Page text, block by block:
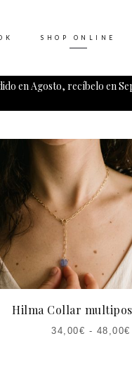
Agosto, recíbelo en
SHOP ONLINE
Hilma Collar
34,00€ - 48,00€